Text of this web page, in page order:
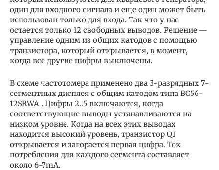
один для входного сигнала и еще один может быть
использован только для входа. Так что у нас
остается только 12 свободных выводов. Решение —
управление одним из общих катодов с помощью
транзистора, который открывается, в момент,
когда все другие цифры выключены.
В схеме частотомера применено два 3-разрядных 7-
сегментных дисплея с общим катодом типа BC56-
12SRWA . Цифры 2..5 включаются, когда
соответствующие выводы устанавливаются на
низком уровне. Когда на всех этих выводах
находится высокий уровень, транзистор Q1
открывается и загорается первая цифра. Ток
потребления для каждого сегмента составляет
около 6-7mA.